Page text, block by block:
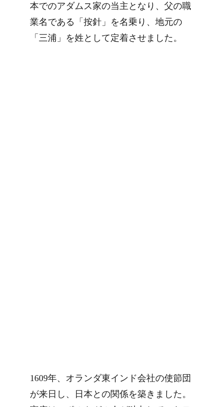
本でのアダムス家の当主となり、父の職
業名である「按針」を名乗り、地元の
「三浦」を姓として定着させました。
1609年、オランダ東インド会社の使節団
が来日し、日本との関係を築きました。